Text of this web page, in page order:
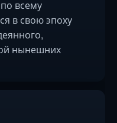
всему
в свою эпоху
нынешних